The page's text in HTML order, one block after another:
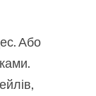
Або